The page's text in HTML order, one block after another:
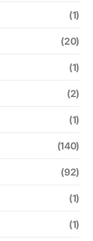
(1)
(20)
(1)
(2)
(1)
(140)
(92)
(1)
(1)